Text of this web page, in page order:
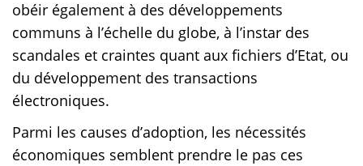
obéir également à des développements
communs à l’échelle du globe, à l’instar des
scandales et craintes quant aux fichiers d’Etat, ou
du développement des transactions
électroniques.
Parmi les causes d’adoption, les nécessités
économiques semblent prendre le pas ces